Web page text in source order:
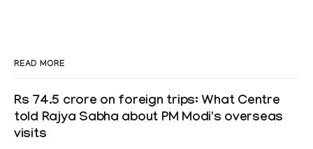
READ MORE
Rs 74.5 crore on foreign trips: What Centre
told Rajya Sabha about PM Modi's overseas
visits